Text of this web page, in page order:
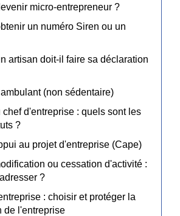
micro-entrepreneur ?
un numéro Siren ou un
artisan doit-il faire sa déclaration
(non sédentaire)
d'entreprise : quels sont les
?
au projet d'entreprise (Cape)
ou cessation d'activité :
?
: choisir et protéger la
de l'entreprise